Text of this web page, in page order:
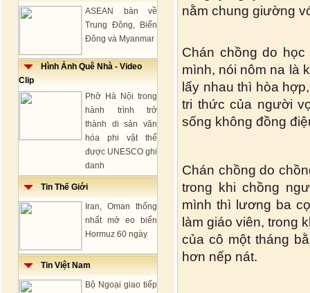
ASEAN bàn về
Trung Đông, Biển
Đông và Myanmar
Hình Ảnh Quê Nhà - Video
Clip
Phở Hà Nội trong
hành trình trở
thành di sản văn
hóa phi vật thể
được UNESCO ghi
danh
Tin Thế Giới
Iran, Oman thống
nhất mở eo biển
Hormuz 60 ngày
Tin Việt Nam
Bộ Ngoại giao tiếp
nằm chung giường
Chán chồng do
mình, nói nôm na là
lấy nhau thì hòa
tri thức của người
sống không đồng
Chán chồng do
trong khi chồng
mình thì lương ba
làm giáo viên, trong
của cô một tháng
hơn nếp nát.